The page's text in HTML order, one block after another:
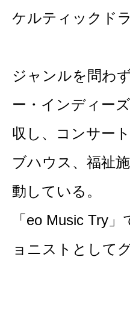
ケルティックド
ジャンルを問わ
ー・インディー
収し、コンサー
ブハウス、福祉
動している。
「eo Music Try
ョニストとして